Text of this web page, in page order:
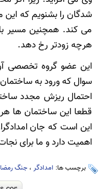
شدگان را بشنویم که این
می کند. همچنین مسیر
هرچه زودتر رخ دهد.
این عضو گروه تخصصی
سوال که ورود به
احتمال ریزش مجدد
قطعا این ساختمان ها
این است که جان
اهمیت دارد و ما برای
برچسب ها: امدادگر ، جنگ